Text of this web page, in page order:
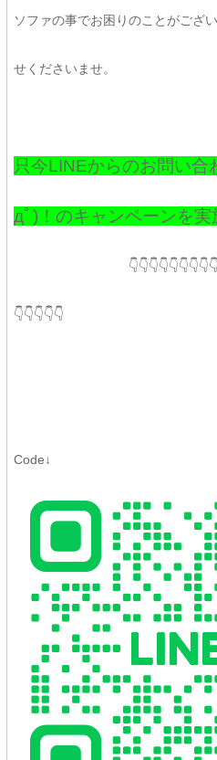
ソファの事でお困りのことがござ
せくださいませ。
只今LINEからのお問い合
дﾟ)！のキャンペーンを実
👇👇👇👇👇
Code↓